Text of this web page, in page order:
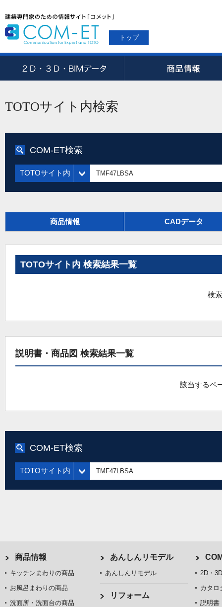
トップ
TOTOサイト内検索
COM-ET検索
TOTOサイト内
商品情報 CADデータ
TOTOサイト内 検索結果一覧
検
説明書・商品図 検索結果一覧
該当するペ
COM-ET検索
TOTOサイト内
商品情報
キッチンまわりの商品
お風呂まわりの商品
洗面所・洗面台の商品
あんしんリモデル
あんしんリモデル
リフォーム
2D・
カタロ
説明書